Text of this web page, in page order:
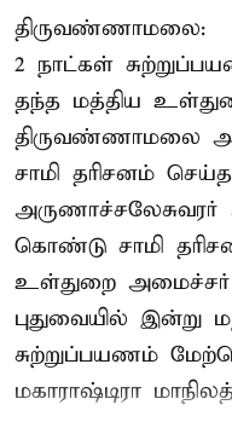
திருவண்ணாமலை:
2 நாட்கள்
தந்த மத்திய
திருவண்ணாமலை
சாமி தரிசனம்
கொண்டு சாமி
உள்துறை அமைச்சர்
புதுவையில் இன்று
சுற்றுப்பயணம்
மகாராஷ்டிரா